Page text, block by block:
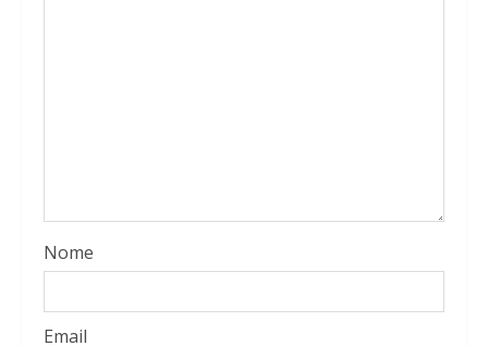
Nome
Email